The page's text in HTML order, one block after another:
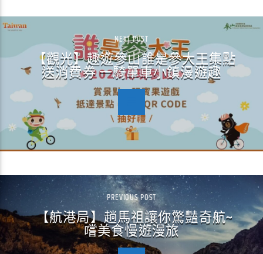
NEXT POST
【觀光】趣遊參山誰是參大王集點
送消費券 一騎單車小鎮漫遊趣
PREVIOUS POST
【航港局】趟馬祖讓你驚豔奇航~
嚐美食慢遊漫旅